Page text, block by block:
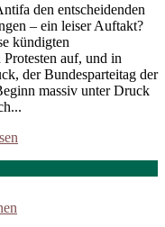
den entscheidenden
– ein leiser Auftakt?
kündigten
auf, und in
der Bundesparteitag der
massiv unter Druck